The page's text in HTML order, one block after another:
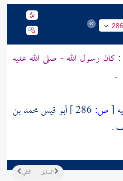
286
: كان رسول الله - صلى الله عليه
.
[ص:
أبو قيس محمد بن
.
التالي السابق